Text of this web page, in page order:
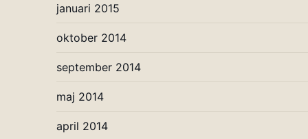
januari 2015
oktober 2014
september 2014
maj 2014
april 2014